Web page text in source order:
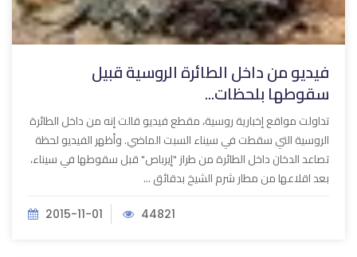
فيديو من داخل الطائرة الروسية قبيل
سقوطها بلحظات...
تداولت مواقع إخبارية روسية، مقطع فيديو قالت إنه من داخل الطائرة
الروسية التي سقطت في سيناء السبت الماضي. وأظهر الفيديو لحظة
تصاعد الدخان داخل الطائرة من طراز "إيرباص" قبل سقوطها في سيناء،
بعد اقلاعها من مطار شرم الشيخ بدقائق ...
2015-11-01 44821